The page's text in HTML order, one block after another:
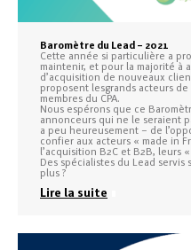
Baromètre du Lead – 2021
Cette année si particulière a
maintenir, et pour la majorité à
d’acquisition de nouveaux
proposent lesgrands acteurs
membres du CPA.
Nous espérons que ce
annonceurs qui ne le seraient
a peu heureusement – de
confier aux acteurs « made in
l’acquisition B2C et B2B, leurs
Des spécialistes du Lead
plus ?
Lire la suite